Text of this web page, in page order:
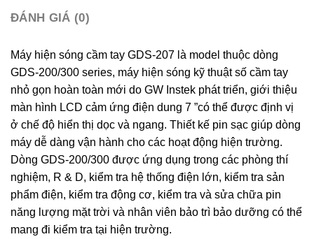
ĐÁNH GIÁ (0)
Máy hiện sóng cầm tay GDS-207 là model thuộc dòng
GDS-200/300 series, máy hiện sóng kỹ thuật số cầm tay
nhỏ gọn hoàn toàn mới do GW Instek phát triển, giới thiệu
màn hình LCD cảm ứng điện dung 7 ”có thể được định vị
ở chế độ hiển thị dọc và ngang. Thiết kế pin sạc giúp dòng
máy dễ dàng vận hành cho các hoạt động hiện trường.
Dòng GDS-200/300 được ứng dụng trong các phòng thí
nghiệm, R & D, kiểm tra hệ thống điện lớn, kiểm tra sản
phẩm điện, kiểm tra động cơ, kiểm tra và sửa chữa pin
năng lượng mặt trời và nhân viên bảo trì bảo dưỡng có thể
mang đi kiểm tra tại hiện trường.